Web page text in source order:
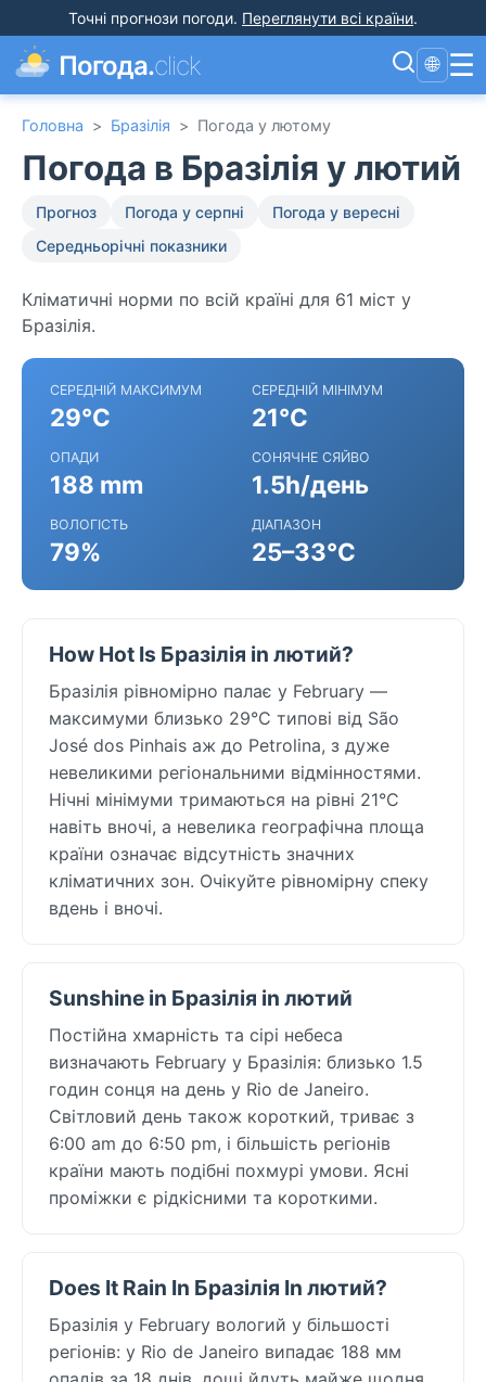
Точні прогнози погоди. Переглянути всі країни.
Погода.click 🌐 ☰
Головна > Бразілія > Погода у лютому
Погода в Бразілія у лютий
Прогноз Погода у серпні
Погода у вересні
Середньорічні показники
Кліматичні норми по всій країні для 61 міст у
Бразілія.
СЕРЕДНІЙ МАКСИМУМ
29°C
СЕРЕДНІЙ МІНІМУМ
21°C
ОПАДИ
188 mm
СОНЯЧНЕ СЯЙВО
1.5h/день
ВОЛОГІСТЬ
79%
ДІАПАЗОН
25–33°C
How Hot Is Бразілія in лютий?
Бразілія рівномірно палає у February —
максимуми близько 29°C типові від São
José dos Pinhais аж до Petrolina, з дуже
невеликими регіональними відмінностями.
Нічні мінімуми тримаються на рівні 21°C
навіть вночі, а невелика географічна площа
країни означає відсутність значних
кліматичних зон. Очікуйте рівномірну спеку
вдень і вночі.
Sunshine in Бразілія in лютий
Постійна хмарність та сірі небеса
визначають February у Бразілія: близько 1.5
годин сонця на день у Rio de Janeiro.
Світловий день також короткий, триває з
6:00 am до 6:50 pm, і більшість регіонів
країни мають подібні похмурі умови. Ясні
проміжки є рідкісними та короткими.
Does It Rain In Бразілія In лютий?
Бразілія у February вологий у більшості
регіонів: у Rio de Janeiro випадає 188 мм